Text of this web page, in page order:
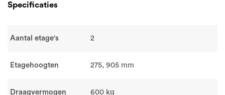
Specificaties
Aantal etage's 2
Etagehoogten 275, 905 mm
Draagvermogen 600 kg